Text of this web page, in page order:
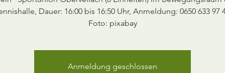
Dauer: 16:00 bis 16:50 Uhr, Anmeldung: 0650 633 97
Foto: pixabay
Anmeldung geschlossen